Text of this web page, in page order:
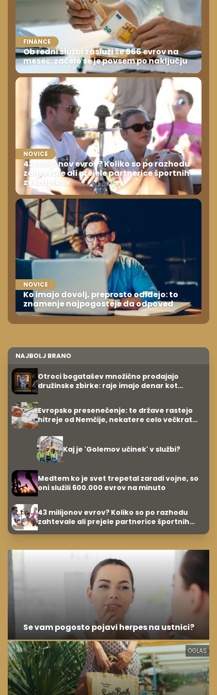
FINANCE
Ob redni službi zasluži še 866 evrov na
mesec: začelo se je povsem po naključju
NOVICE
43 milijonov evrov? Koliko so po razhodu
zahtevale ali prejele partnerice športnih
zvezdnikov
NOVICE
Ko imajo dovolj, preprosto odidejo: to
znamenje najpogosteje da odpoved
NAJBOLJ BRANO
Otroci bogatašev množično prodajajo
družinske zbirke: raje imajo denar kot
Evropsko presenečenje: te države rastejo
hitreje od Nemčije, nekatere celo večkrat
Kaj je 'Golemov učinek' v službi?
Medtem ko je svet trepetal zaradi vojne, so
oni služili 600.000 evrov na minuto
43 milijonov evrov? Koliko so po razhodu
zahtevale ali prejele partnerice športnih
Se vam pogosto pojavi herpes na ustnici?
OGLAS